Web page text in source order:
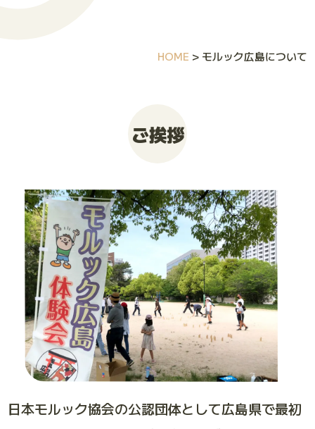
HOME > モルック広島について
ご挨拶
日本モルック協会の公認団体として広島県で最初